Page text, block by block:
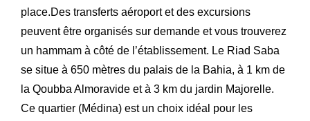
place.Des transferts aéroport et des excursions
peuvent être organisés sur demande et vous trouverez
un hammam à côté de l’établissement. Le Riad Saba
se situe à 650 mètres du palais de la Bahia, à 1 km de
la Qoubba Almoravide et à 3 km du jardin Majorelle.
Ce quartier (Médina) est un choix idéal pour les